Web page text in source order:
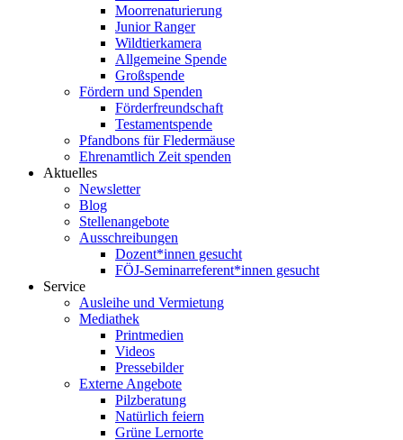
Moorrenaturierung
Junior Ranger
Wildtierkamera
Allgemeine Spende
Großspende
Fördern und Spenden
Förderfreundschaft
Testamentspende
Pfandbons für Fledermäuse
Ehrenamtlich Zeit spenden
Aktuelles
Newsletter
Blog
Stellenangebote
Ausschreibungen
Dozent*innen gesucht
FÖJ-Seminarreferent*innen gesucht
Service
Ausleihe und Vermietung
Mediathek
Printmedien
Videos
Pressebilder
Externe Angebote
Pilzberatung
Natürlich feiern
Grüne Lernorte